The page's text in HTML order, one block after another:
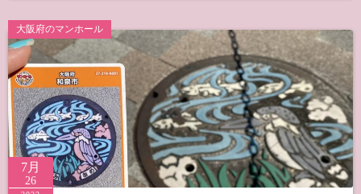
大阪府のマンホール
7月
26